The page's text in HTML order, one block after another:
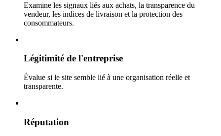
Examine les signaux liés aux achats, la transparence du
vendeur, les indices de livraison et la protection des
consommateurs.
Légitimité de l'entreprise
Évalue si le site semble lié à une organisation réelle et
transparente.
Réputation